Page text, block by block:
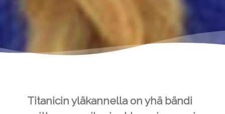
Titanicin yläkannella on yhä bändi